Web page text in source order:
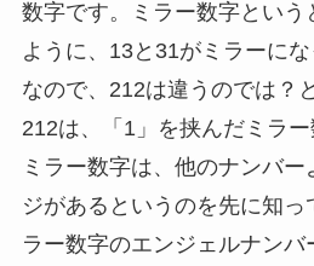
数字です。ミラー数字とい
ように、13と31がミラーに
なので、212は違うのでは？
212は、「1」を挟んだミラー
ミラー数字は、他のナンバ
ジがあるというのを先に知っ
ラー数字のエンジェルナンバ